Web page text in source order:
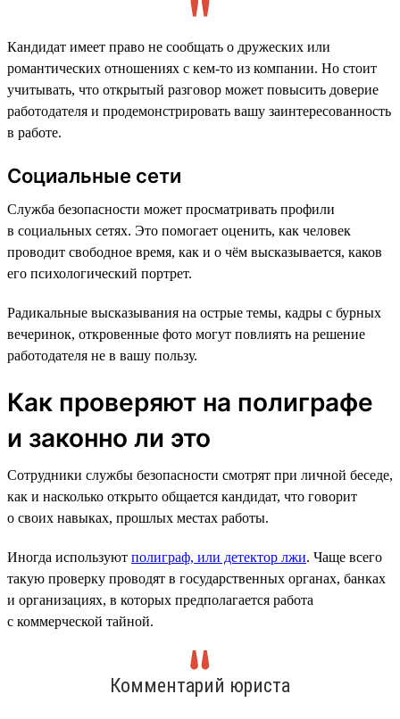
Кандидат имеет право не сообщать о дружеских или
романтических отношениях с кем-то из компании. Но стоит
учитывать, что открытый разговор может повысить доверие
работодателя и продемонстрировать вашу заинтересованность
в работе.
Социальные сети
Служба безопасности может просматривать профили
в социальных сетях. Это помогает оценить, как человек
проводит свободное время, как и о чём высказывается, каков
его психологический портрет.
Радикальные высказывания на острые темы, кадры с бурных
вечеринок, откровенные фото могут повлиять на решение
работодателя не в вашу пользу.
Как проверяют на полиграфе
и законно ли это
Сотрудники службы безопасности смотрят при личной беседе,
как и насколько открыто общается кандидат, что говорит
о своих навыках, прошлых местах работы.
Иногда используют полиграф, или детектор лжи. Чаще всего
такую проверку проводят в государственных органах, банках
и организациях, в которых предполагается работа
с коммерческой тайной.
Комментарий юриста